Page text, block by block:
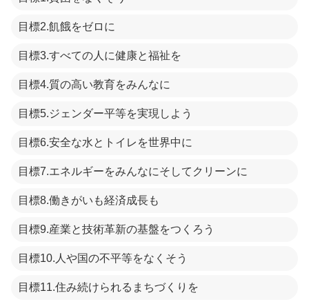
目標2.飢餓をゼロに
目標3.すべての人に健康と福祉を
目標4.質の高い教育をみんなに
目標5.ジェンダー平等を実現しよう
目標6.安全な水とトイレを世界中に
目標7.エネルギーをみんなにそしてクリーンに
目標8.働きがいも経済成長も
目標9.産業と技術革新の基盤をつくろう
目標10.人や国の不平等をなくそう
目標11.住み続けられるまちづくりを